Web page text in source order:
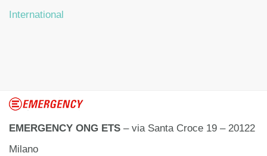
International
EMERGENCY ONG ETS – via Santa Croce 19 – 20122
Milano